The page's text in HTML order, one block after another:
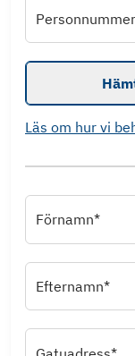
Läs om hur vi
Förnamn*
Efternamn*